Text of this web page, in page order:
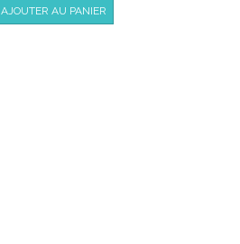
AJOUTER AU PANIER